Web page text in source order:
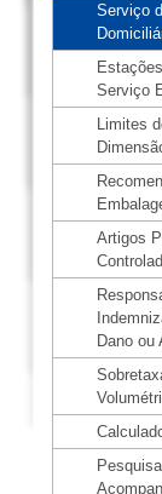
Serviço
Serviço
Limites
Artigos
Dano ou